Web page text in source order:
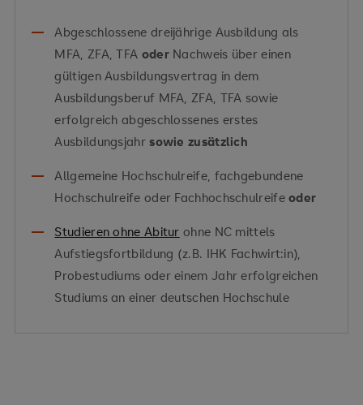
Abgeschlossene dreijährige Ausbildung als
MFA, ZFA, TFA oderNachweis über einen
gültigen Ausbildungsvertrag in dem
Ausbildungsberuf MFA, ZFA, TFA sowie
erfolgreich abgeschlossenes erstes
Ausbildungsjahrsowie zusätzlich
Allgemeine Hochschulreife, fachgebundene
Hochschulreife oder Fachhochschulreifeoder
Studieren ohne Abitur ohne NC mittels
Aufstiegsfortbildung (z.B. IHK Fachwirt:in),
Probestudiums oder einem Jahr erfolgreichen
Studiums an einer deutschen Hochschule